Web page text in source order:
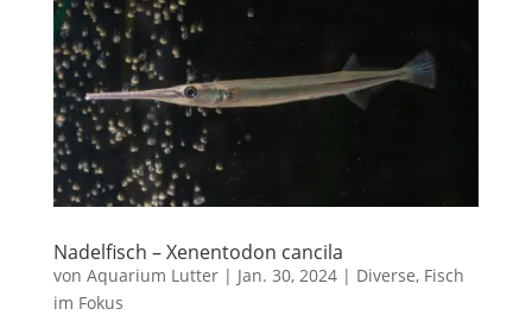
Nadelfisch – Xenentodon cancila
von Aquarium Lutter| Jan. 30, 2024| Diverse, Fisch
im Fokus